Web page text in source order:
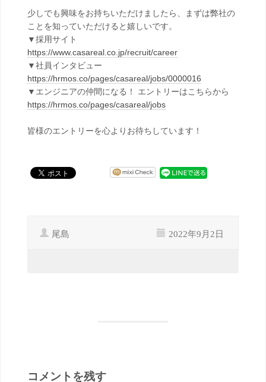
少しでも興味をお持ちいただけましたら、まずは弊社の
ことを知っていただけると嬉しいです。
▼採用サイト
https://www.casareal.co.jp/recruit/career
▼社員インタビュー
https://hrmos.co/pages/casareal/jobs/0000016
▼エンジニアの仲間になる！ エントリーはこちらから
https://hrmos.co/pages/casareal/jobs
皆様のエントリーを心よりお待ちしています！
尾島 2022年9月2日
コメントを残す